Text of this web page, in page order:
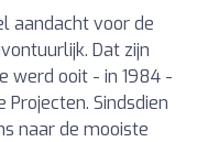
aandacht voor de
Dat zijn
werd ooit - in 1984 -
Sindsdien
naar de mooiste